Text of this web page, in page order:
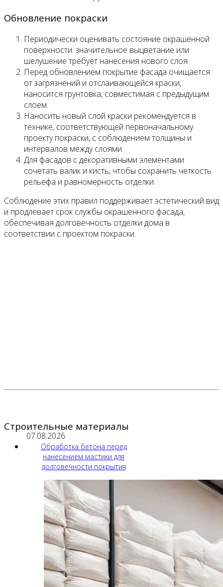
Обновление покраски
Периодически оценивать состояние окрашенной
поверхности: значительное выцветание или
шелушение требует нанесения нового слоя.
Перед обновлением покрытие фасада очищается
от загрязнений и отслаивающейся краски,
наносится грунтовка, совместимая с предыдущим
слоем.
Наносить новый слой краски рекомендуется в
технике, соответствующей первоначальному
проекту покраски, с соблюдением толщины и
интервалов между слоями.
Для фасадов с декоративными элементами
сочетать валик и кисть, чтобы сохранить четкость
рельефа и равномерность отделки.
Соблюдение этих правил поддерживает эстетический вид
и продлевает срок службы окрашенного фасада,
обеспечивая долговечность отделки дома в
соответствии с проектом покраски.
Строительные материалы
07.08.2026
Обработка бетона перед
нанесением мастики для
долговечности покрытия